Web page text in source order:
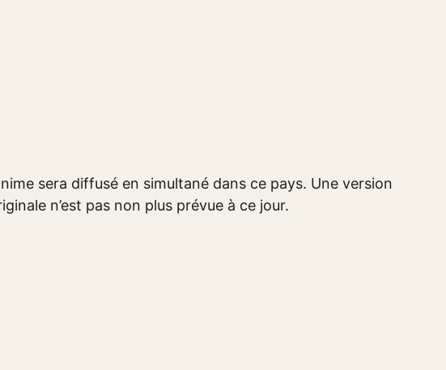
sera diffusé en simultané dans ce pays. Une version
n’est pas non plus prévue à ce jour.